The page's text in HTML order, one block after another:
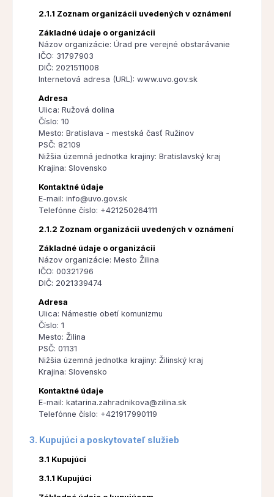
2.1.1 Zoznam organizácii uvedených v oznámení
Základné údaje o organizácii
Názov organizácie: Úrad pre verejné obstarávanie
IČO: 31797903
DIČ: 2021511008
Internetová adresa (URL): www.uvo.gov.sk
Adresa
Ulica: Ružová dolina
Číslo: 10
Mesto: Bratislava - mestská časť Ružinov
PSČ: 82109
Nižšia územná jednotka krajiny: Bratislavský kraj
Krajina: Slovensko
Kontaktné údaje
E-mail: info@uvo.gov.sk
Telefónne číslo: +421250264111
2.1.2 Zoznam organizácii uvedených v oznámení
Základné údaje o organizácii
Názov organizácie: Mesto Žilina
IČO: 00321796
DIČ: 2021339474
Adresa
Ulica: Námestie obetí komunizmu
Číslo: 1
Mesto: Žilina
PSČ: 01131
Nižšia územná jednotka krajiny: Žilinský kraj
Krajina: Slovensko
Kontaktné údaje
E-mail: katarina.zahradnikova@zilina.sk
Telefónne číslo: +421917990119
3. Kupujúci a poskytovateľ služieb
3.1 Kupujúci
3.1.1 Kupujúci